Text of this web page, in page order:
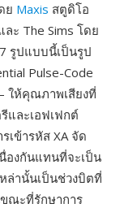
ย Maxis สตูดิโอ
ละ The Sims โดย
รูปแบบนี้เป็นรูป
Pulse-Code
ให้คุณภาพเสียงที่
และเอฟเฟกต์
เข้ารหัส XA จัด
องกันแทนที่จะเป็น
ล่านั้นเป็นช่วงบิตที่
ณะที่รักษาการ